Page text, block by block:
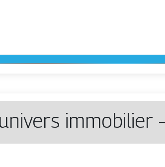
immobilier